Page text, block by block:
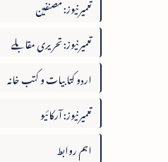
تعمیرنیوز: مصنفین
تعمیرنیوز: تحریری مقابلے
اردو کتابیات و کتب خانہ
تعمیرنیوز: آرکائیو
اہم روابط